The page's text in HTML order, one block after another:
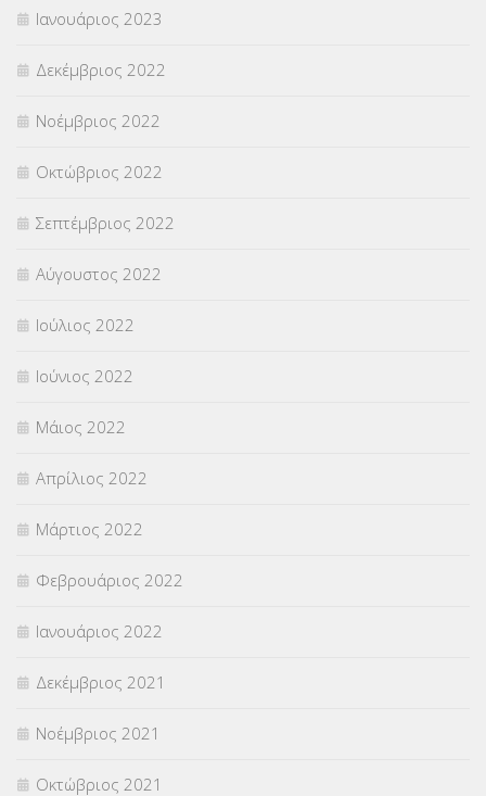
Ιανουάριος 2023
Δεκέμβριος 2022
Νοέμβριος 2022
Οκτώβριος 2022
Σεπτέμβριος 2022
Αύγουστος 2022
Ιούλιος 2022
Ιούνιος 2022
Μάιος 2022
Απρίλιος 2022
Μάρτιος 2022
Φεβρουάριος 2022
Ιανουάριος 2022
Δεκέμβριος 2021
Νοέμβριος 2021
Οκτώβριος 2021